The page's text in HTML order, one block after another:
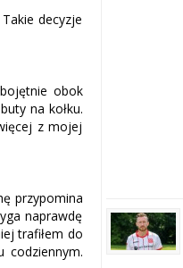
decyzje
obok
na kołku.
z mojej
przypomina
naprawdę
trafiłem do
codziennym.